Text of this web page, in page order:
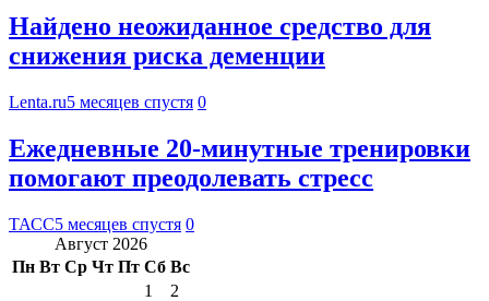
Найдено неожиданное средство для
снижения риска деменции
Lenta.ru5 месяцев спустя 0
Ежедневные 20-минутные тренировки
помогают преодолевать стресс
ТАСС5 месяцев спустя 0
Август 2026
Пн Вт Ср Чт Пт Сб Вс
1
2